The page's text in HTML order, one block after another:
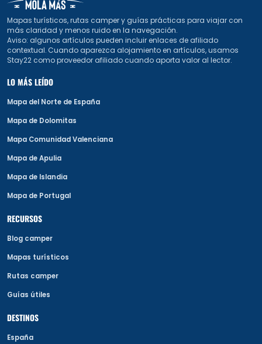
Mapas turísticos, rutas camper y guías prácticas para viajar con
más claridad y menos ruido en la navegación.
Aviso: algunos artículos pueden incluir enlaces de afiliado
contextual. Cuando aparezca alojamiento en artículos, usamos
Stay22 como proveedor afiliado cuando aporta valor al lector.
LO MÁS LEÍDO
Mapa del Norte de España
Mapa de Dolomitas
Mapa Comunidad Valenciana
Mapa de Apulia
Mapa de Islandia
Mapa de Portugal
RECURSOS
Blog camper
Mapas turísticos
Rutas camper
Guías útiles
DESTINOS
España